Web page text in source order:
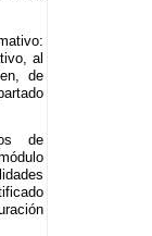
al
de
de